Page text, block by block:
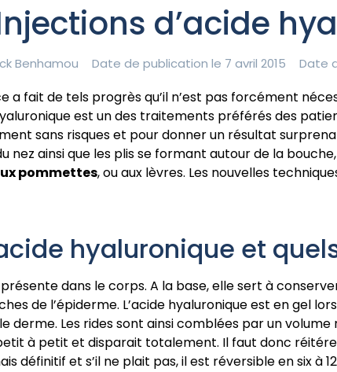
d’acide
Benhamou Date de publication le 7 avril 2015 Date
a fait de tels progrès qu’il n’est pas forcément
est un des traitements préférés des
sans risques et pour donner un résultat
nez ainsi que les plis se formant autour de la
pommettes, ou aux lèvres. Les nouvelles
hyaluronique et
dans le corps. A la base, elle sert à
de l’épiderme. L’acide hyaluronique est en gel
derme. Les rides sont ainsi comblées par un
à petit et disparait totalement. Il faut donc
définitif et s’il ne plait pas, il est réversible en six à